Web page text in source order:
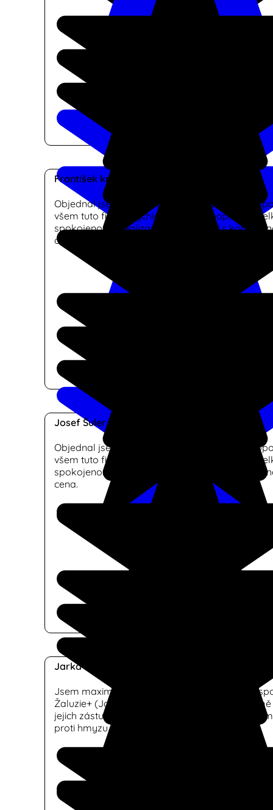
František kmínek
Objednal jsem si dodání a montáž žaluzií a
všem tuto firmu. Rychlá reakce na poptávku,
spokojenost s realizaci a ve srovnání s
cena.
Josef Šuler
Objednal jsem si dodání a montáž žaluzií a
všem tuto firmu. Rychlá reakce na poptávku,
spokojenost s realizaci a ve srovnání s
cena.
Jarka Minyuová
Jsem maximalnáně spokojená s realizací od
Žaluzie+ (Jakub Marinkovič) , dne 9.12.2024 u
jejich zástupce odvedl velmi vynikající práci při
proti hmyzu. velmi doporučuji tuto společnost.